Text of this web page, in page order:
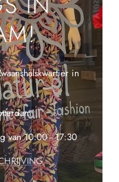
in
van 10:00 - 17:30